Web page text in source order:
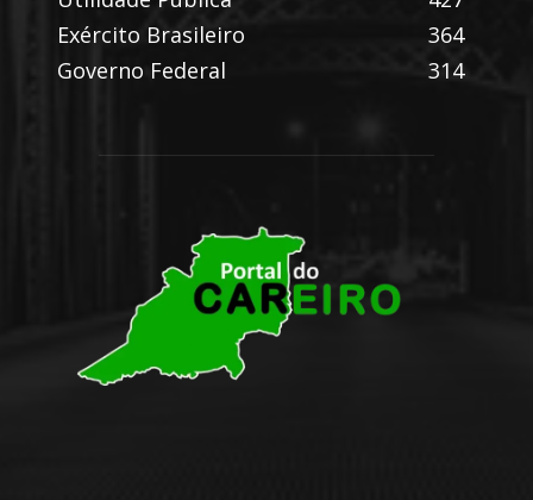
Exército Brasileiro
364
Governo Federal
314